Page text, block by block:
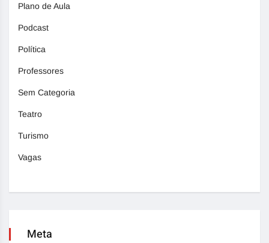
Plano de Aula
Podcast
Política
Professores
Sem Categoria
Teatro
Turismo
Vagas
Meta